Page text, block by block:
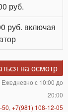
руб.
руб. включая
на осмотр
с 10:00 до
20:00
50, +7(981) 108-12-05